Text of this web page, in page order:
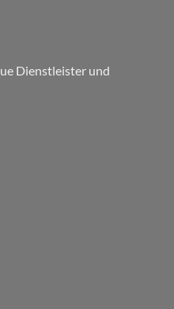
Dienstleister und